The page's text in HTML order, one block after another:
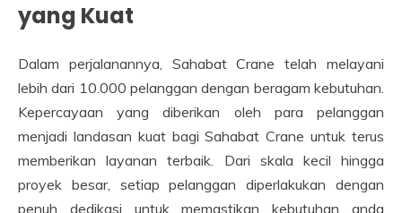
yang Kuat
Dalam perjalanannya, Sahabat Crane telah melayani
lebih dari 10.000 pelanggan dengan beragam kebutuhan.
Kepercayaan yang diberikan oleh para pelanggan
menjadi landasan kuat bagi Sahabat Crane untuk terus
memberikan layanan terbaik. Dari skala kecil hingga
proyek besar, setiap pelanggan diperlakukan dengan
penuh dedikasi untuk memastikan kebutuhan anda